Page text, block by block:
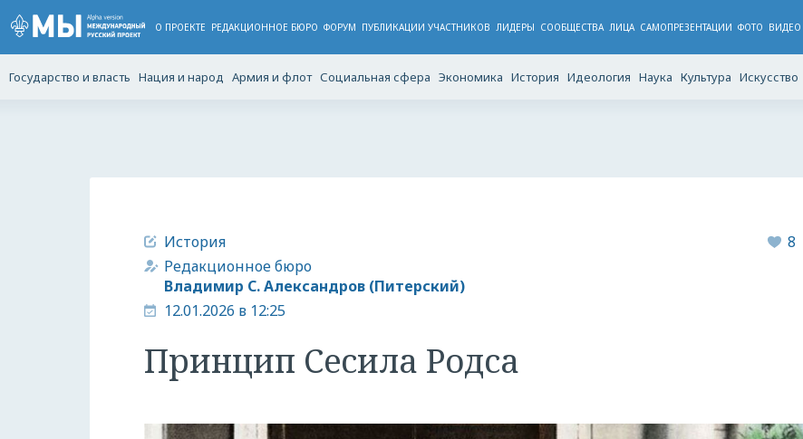
О ПРОЕКТЕ РЕДАКЦИОННОЕ БЮРО ФОРУМ ПУБЛИКАЦИИ УЧАСТНИКОВ ЛИДЕРЫ CООБЩЕСТВА ЛИЦА САМОПРЕЗЕНТАЦИИ ФОТО ВИДЕО
Государство и власть Нация и народ Армия и флот Социальная сфера Экономика История Идеология Наука Культура Искусство
История
Редакционное бюро
Владимир С. Александров (Питерский)
12.01.2026 в 12:25
8
Принцип Сесила Родса